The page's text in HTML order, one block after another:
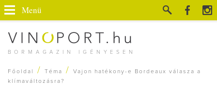
BORMAGAZIN IGÉNYESEN
Menü
Főoldal / Téma /
Vajon hatékony-e Bordeaux válasza a
klímaváltozásra?